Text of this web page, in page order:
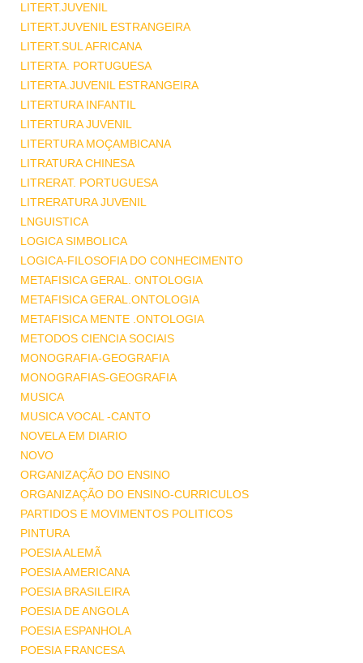
LITERT.JUVENIL
LITERT.JUVENIL ESTRANGEIRA
LITERT.SUL AFRICANA
LITERTA. PORTUGUESA
LITERTA.JUVENIL ESTRANGEIRA
LITERTURA INFANTIL
LITERTURA JUVENIL
LITERTURA MOÇAMBICANA
LITRATURA CHINESA
LITRERAT. PORTUGUESA
LITRERATURA JUVENIL
LNGUISTICA
LOGICA SIMBOLICA
LOGICA-FILOSOFIA DO CONHECIMENTO
METAFISICA GERAL. ONTOLOGIA
METAFISICA GERAL.ONTOLOGIA
METAFISICA MENTE .ONTOLOGIA
METODOS CIENCIA SOCIAIS
MONOGRAFIA-GEOGRAFIA
MONOGRAFIAS-GEOGRAFIA
MUSICA
MUSICA VOCAL -CANTO
NOVELA EM DIARIO
NOVO
ORGANIZAÇÃO DO ENSINO
ORGANIZAÇÃO DO ENSINO-CURRICULOS
PARTIDOS E MOVIMENTOS POLITICOS
PINTURA
POESIA ALEMÃ
POESIA AMERICANA
POESIA BRASILEIRA
POESIA DE ANGOLA
POESIA ESPANHOLA
POESIA FRANCESA